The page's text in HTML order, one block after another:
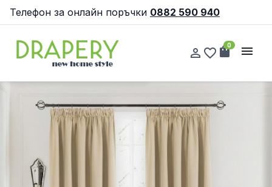
Телефон за онлайн поръчки 0882 590 940
person_outline favorite_border shopping_bag
0 menu